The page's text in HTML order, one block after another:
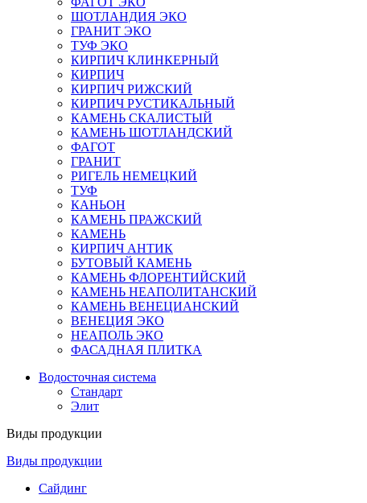
ШОТЛАНДИЯ ЭКО
ГРАНИТ ЭКО
ТУФ ЭКО
КИРПИЧ КЛИНКЕРНЫЙ
КИРПИЧ
КИРПИЧ РИЖСКИЙ
КИРПИЧ РУСТИКАЛЬНЫЙ
КАМЕНЬ СКАЛИСТЫЙ
КАМЕНЬ ШОТЛАНДСКИЙ
ФАГОТ
ГРАНИТ
РИГЕЛЬ НЕМЕЦКИЙ
ТУФ
КАНЬОН
КАМЕНЬ ПРАЖСКИЙ
КАМЕНЬ
КИРПИЧ АНТИК
БУТОВЫЙ КАМЕНЬ
КАМЕНЬ ФЛОРЕНТИЙСКИЙ
КАМЕНЬ НЕАПОЛИТАНСКИЙ
КАМЕНЬ ВЕНЕЦИАНСКИЙ
ВЕНЕЦИЯ ЭКО
НЕАПОЛЬ ЭКО
ФАСАДНАЯ ПЛИТКА
Водосточная система
Стандарт
Элит
Виды продукции
Виды продукции
Сайдинг